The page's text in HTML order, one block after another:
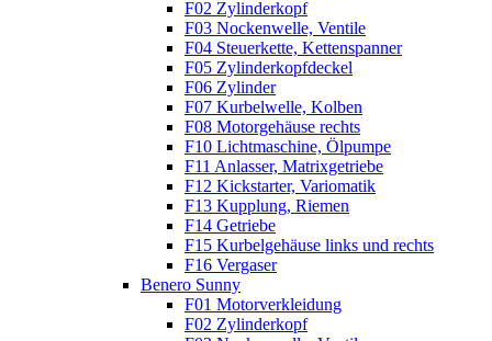
F02 Zylinderkopf
F03 Nockenwelle, Ventile
F04 Steuerkette, Kettenspanner
F05 Zylinderkopfdeckel
F06 Zylinder
F07 Kurbelwelle, Kolben
F08 Motorgehäuse rechts
F10 Lichtmaschine, Ölpumpe
F11 Anlasser, Matrixgetriebe
F12 Kickstarter, Variomatik
F13 Kupplung, Riemen
F14 Getriebe
F15 Kurbelgehäuse links und rechts
F16 Vergaser
Benero Sunny
F01 Motorverkleidung
F02 Zylinderkopf